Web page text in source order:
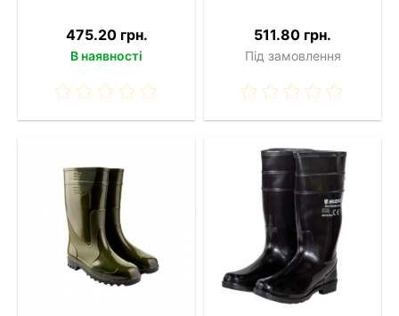
475.20 грн.
В наявності
511.80 грн.
Під замовлення